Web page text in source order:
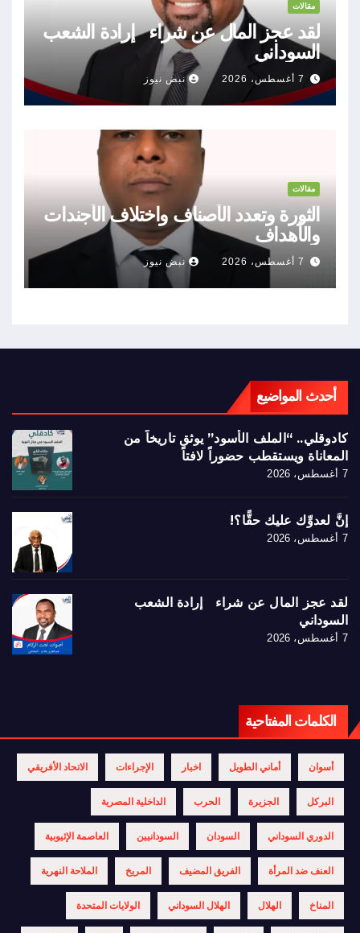
مقالات
لقد عجز المال عن شراء إرادة الشعب
السوداني
7 أغسطس، 2026 نبض نيوز
مقالات
الثورة وتعدد الأصناف واختلاف الأجندات
والأهداف
7 أغسطس، 2026 نبض نيوز
أحدث المواضيع
كادوقلي.. “الملف الأسود” يوثق تاريخاً من
المعاناة ويستقطب حضوراً لافتاً
7 أغسطس، 2026
إنَّ لعدوِّك عليك حقًّا؟!
7 أغسطس، 2026
لقد عجز المال عن شراء إرادة الشعب
السوداني
7 أغسطس، 2026
الكلمات المفتاحية
أسوان أماني الطويل اخبار الإجراءات الاتحاد الأفريقي
البركل الجزيرة الحرب الداخلية المصرية
الدوري السوداني السودان السودانيين العاصمة الإثيوبية
العنف ضد المرأة الفريق المضيف المريخ الملاحة النهرية
المناخ الهلال الهلال السوداني الولايات المتحدة